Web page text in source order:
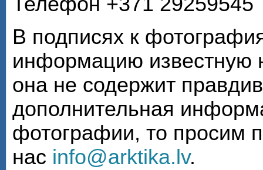
В подписях к
информацию известную
она не содержит
дополнительная
фотографии, то просим
нас info@arktika.lv.